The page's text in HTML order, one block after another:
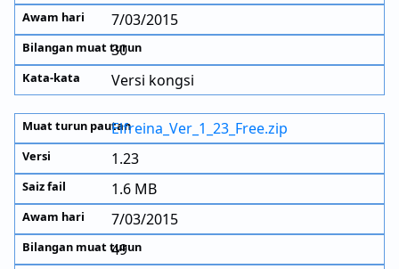
7/03/2015
30
Versi kongsi
Elfreina_Ver_1_23_Free.zip
1.23
1.6 MB
7/03/2015
49